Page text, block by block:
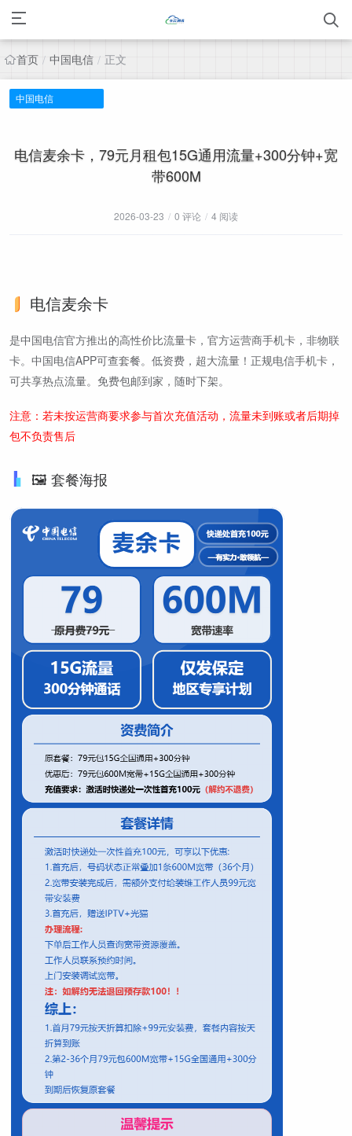
首页 / 中国电信 / 正文
中国电信
电信麦余卡，79元月租包15G通用流量+300分钟+宽
带600M
2026-03-23 / 0 评论 / 4 阅读
电信麦余卡
是中国电信官方推出的高性价比流量卡，官方运营商手机卡，非物联
卡。中国电信APP可查套餐。低资费，超大流量！正规电信手机卡，
可共享热点流量。免费包邮到家，随时下架。
注意：若未按运营商要求参与首次充值活动，流量未到账或者后期掉
包不负责售后
🖼️ 套餐海报